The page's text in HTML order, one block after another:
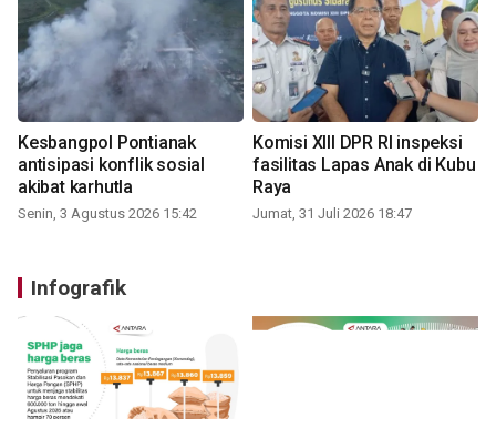
Kesbangpol Pontianak
antisipasi konflik sosial
akibat karhutla
Senin, 3 Agustus 2026 15:42
Komisi XIII DPR RI inspeksi
fasilitas Lapas Anak di Kubu
Raya
Jumat, 31 Juli 2026 18:47
Infografik